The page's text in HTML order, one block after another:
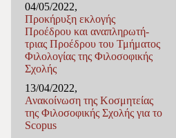
04/05/2022,
Προκήρυξη εκλογής
Προέδρου και αναπληρωτή-
τριας Προέδρου του Τμήματος
Φιλολογίας της Φιλοσοφικής
Σχολής
13/04/2022,
Ανακοίνωση της Κοσμητείας
της Φιλοσοφικής Σχολής για το
Scopus